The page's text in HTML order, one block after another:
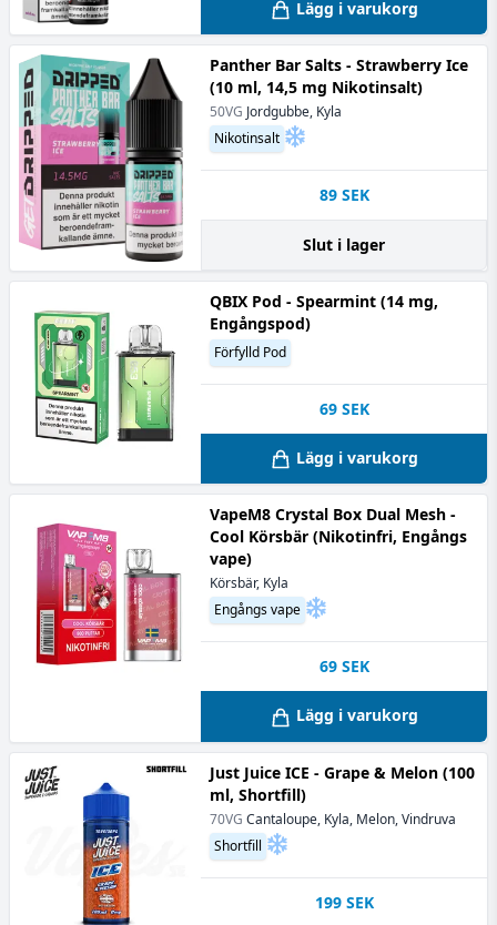
Lägg i varukorg
Panther Bar Salts - Strawberry Ice
(10 ml, 14,5 mg Nikotinsalt)
50VG Jordgubbe, Kyla
Nikotinsalt
89 SEK
Slut i lager
QBIX Pod - Spearmint (14 mg,
Engångspod)
Förfylld Pod
69 SEK
Lägg i varukorg
VapeM8 Crystal Box Dual Mesh -
Cool Körsbär (Nikotinfri, Engångs
vape)
Körsbär, Kyla
Engångs vape
69 SEK
Lägg i varukorg
Just Juice ICE - Grape & Melon (100
ml, Shortfill)
70VG Cantaloupe, Kyla, Melon, Vindruva
Shortfill
199 SEK